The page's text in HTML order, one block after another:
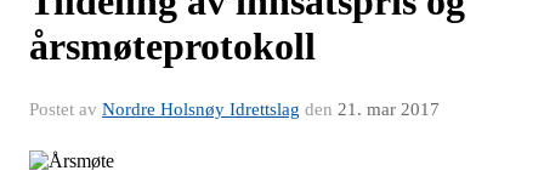
årsmøteprotokoll
Postet av Nordre Holsnøy Idrettslag den 21. mar 2017